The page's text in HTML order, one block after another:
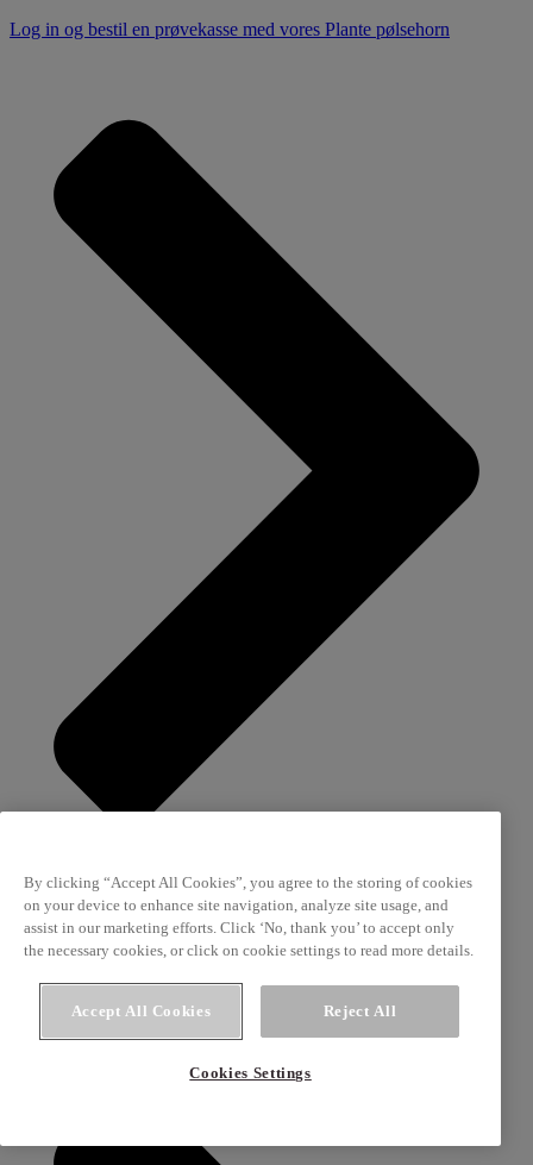
Log in og bestil en prøvekasse med vores Plante pølsehorn
snackables
By clicking “Accept All Cookies”, you agree to the storing of cookies
on your device to enhance site navigation, analyze site usage, and
assist in our marketing efforts. Click ‘No, thank you’ to accept only
the necessary cookies, or click on cookie settings to read more details.
Accept All Cookies Reject All
Cookies Settings